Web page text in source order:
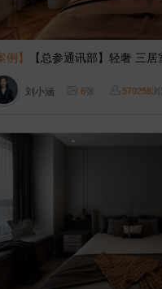
例】 【总参通讯部】轻奢 三
刘小涵 6张 570258浏